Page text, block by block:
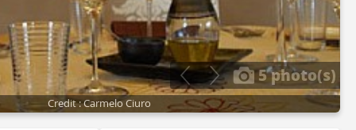
5 photo(s)
Credit : Carmelo Ciuro